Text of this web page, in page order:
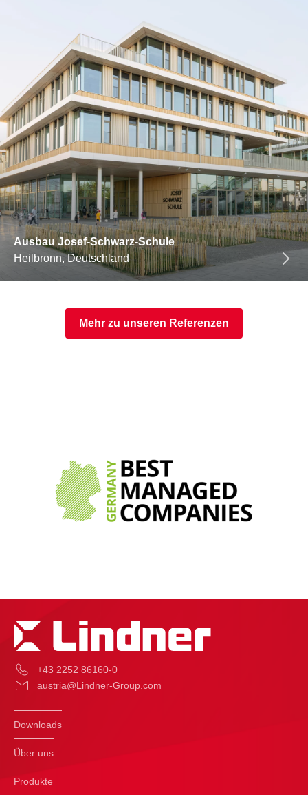
Ausbau Josef-Schwarz-Schule
Heilbronn, Deutschland
Mehr zu unseren Referenzen
+43 2252 86160-0
austria@Lindner-Group.com
Downloads
Über uns
Produkte